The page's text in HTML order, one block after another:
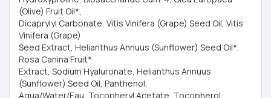
(Olive) Fruit Oil*,
Dicaprylyl Carbonate, Vitis Vinifera (Grape) Seed Oil, Vitis
Vinifera (Grape)
Seed Extract, Helianthus Annuus (Sunflower) Seed Oil*,
Rosa Canina Fruit*
Extract, Sodium Hyaluronate, Helianthus Annuus
(Sunflower) Seed Oil, Panthenol,
Aqua/Water/Eau, Tocopheryl Acetate, Tocopherol,